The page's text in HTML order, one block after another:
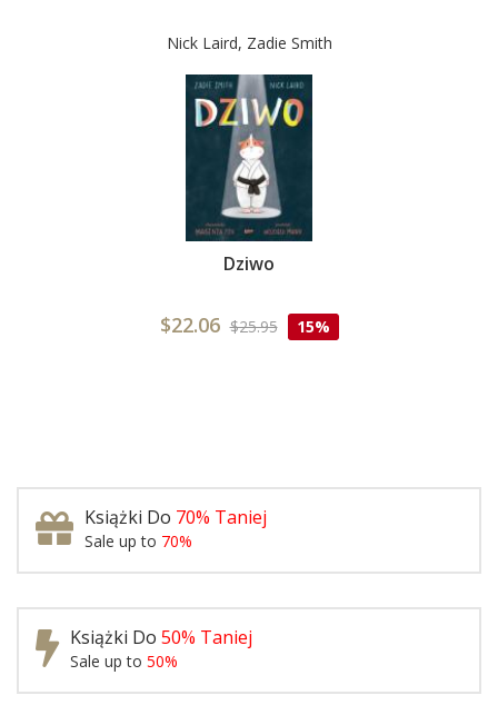
Nick Laird, Zadie Smith
Dziwo
$22.06 $25.95 15%
Książki Do 70% Taniej
Sale up to 70%
Książki Do 50% Taniej
Sale up to 50%